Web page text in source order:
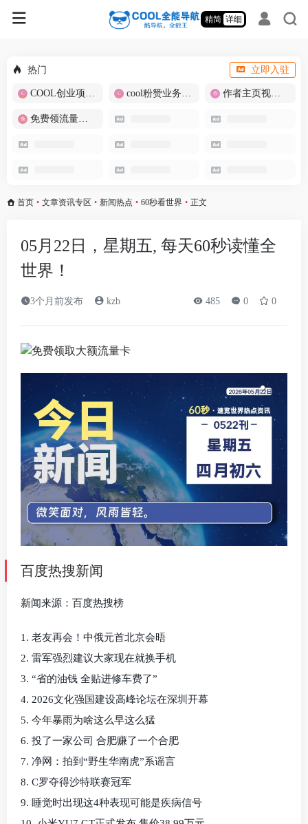
精简 详细
热门 立即入驻
COOL创业项目商城 cool粉赞业务商城【爆粉引流】 作者主页视频批量提取
免费领流量卡-包邮
首页 • 文章资讯专区 • 新闻热点 • 60秒看世界 • 正文
05月22日，星期五, 每天60秒读懂全
世界！
3个月前发布 kzb 485 0 0
百度热搜新闻
新闻来源：百度热搜榜
1. 老友再会！中俄元首北京会晤
2. 雷军强烈建议大家现在就换手机
3. “省的油钱 全贴进修车费了”
4. 2026文化强国建设高峰论坛在深圳开幕
5. 今年暴雨为啥这么早这么猛
6. 投了一家公司 合肥赚了一个合肥
7. 净网：拍到“野生华南虎”系谣言
8. C罗夺得沙特联赛冠军
9. 睡觉时出现这4种表现可能是疾病信号